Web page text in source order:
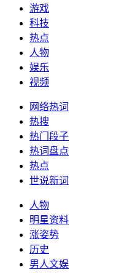
游戏
科技
热点
人物
娱乐
视频
网络热词
热搜
热门段子
热词盘点
热点
世说新词
人物
明星资料
涨姿势
历史
男人文娱